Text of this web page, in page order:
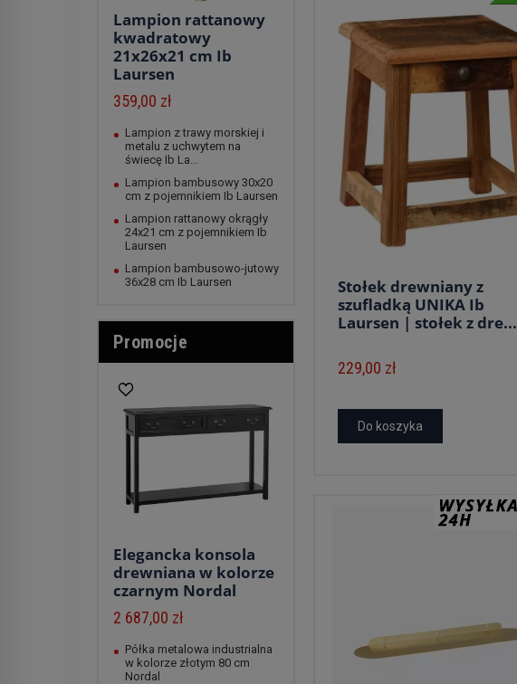
Stołek drewniany z
szufladką UNIKA Ib
Laursen | stołek z dre...
229,00 zł
Do koszyka
Lampion rattanowy
kwadratowy
21x26x21 cm Ib
Laursen
359,00 zł
Lampion z trawy morskiej i
metalu z uchwytem na
świecę Ib La...
Lampion bambusowy 30x20
cm z pojemnikiem Ib Laursen
Lampion rattanowy okrągły
24x21 cm z pojemnikiem Ib
Laursen
Lampion bambusowo-jutowy
36x28 cm Ib Laursen
Promocje
Elegancka konsola
drewniana w kolorze
czarnym Nordal
2 687,00 zł
Półka metalowa industrialna
w kolorze złotym 80 cm
Nordal